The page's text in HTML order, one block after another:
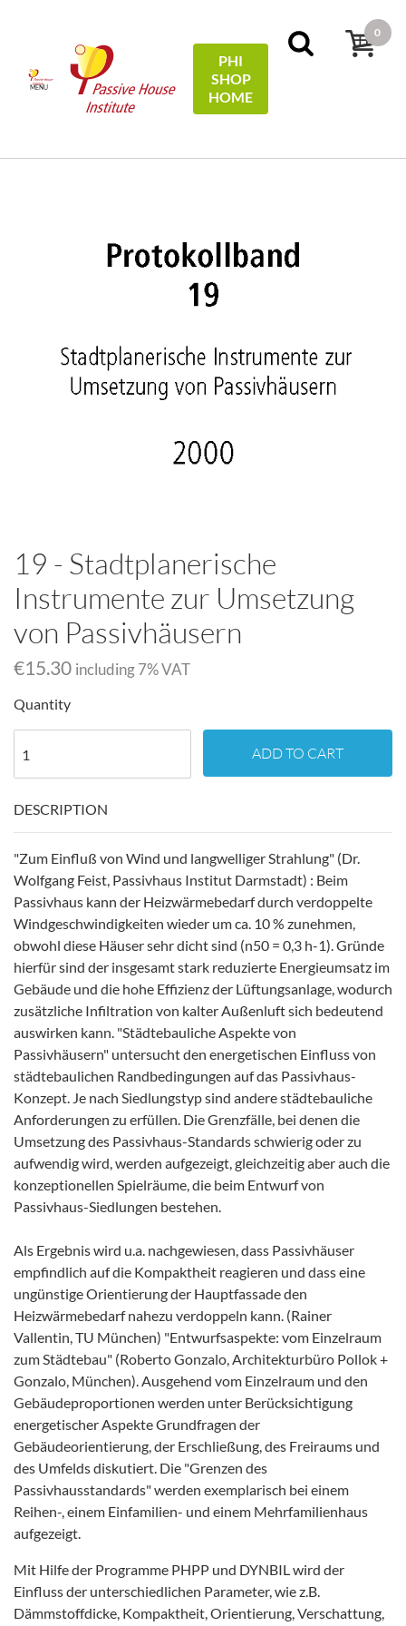
MENU
PHI
SHOP
HOME
0
Protocols
19 - Stadtplanerische Instrumente zur
19 - Stadtplanerische
Instrumente zur Umsetzung
von Passivhäusern
€15.30 including 7% VAT
Quantity
ADD TO CART
DESCRIPTION
"Zum Einfluß von Wind und langwelliger Strahlung" (Dr.
Wolfgang Feist, Passivhaus Institut Darmstadt) : Beim
Passivhaus kann der Heizwärmebedarf durch verdoppelte
Windgeschwindigkeiten wieder um ca. 10 % zunehmen,
obwohl diese Häuser sehr dicht sind (n50 = 0,3 h-1). Gründe
hierfür sind der insgesamt stark reduzierte Energieumsatz im
Gebäude und die hohe Effizienz der Lüftungsanlage, wodurch
zusätzliche Infiltration von kalter Außenluft sich bedeutend
auswirken kann. "Städtebauliche Aspekte von
Passivhäusern" untersucht den energetischen Einfluss von
städtebaulichen Randbedingungen auf das Passivhaus-
Konzept. Je nach Siedlungstyp sind andere städtebauliche
Anforderungen zu erfüllen. Die Grenzfälle, bei denen die
Umsetzung des Passivhaus-Standards schwierig oder zu
aufwendig wird, werden aufgezeigt, gleichzeitig aber auch die
konzeptionellen Spielräume, die beim Entwurf von
Passivhaus-Siedlungen bestehen.
Als Ergebnis wird u.a. nachgewiesen, dass Passivhäuser
empfindlich auf die Kompaktheit reagieren und dass eine
ungünstige Orientierung der Hauptfassade den
Heizwärmebedarf nahezu verdoppeln kann. (Rainer
Vallentin, TU München) "Entwurfsaspekte: vom Einzelraum
zum Städtebau" (Roberto Gonzalo, Architekturbüro Pollok +
Gonzalo, München). Ausgehend vom Einzelraum und den
Gebäudeproportionen werden unter Berücksichtigung
energetischer Aspekte Grundfragen der
Gebäudeorientierung, der Erschließung, des Freiraums und
des Umfelds diskutiert. Die "Grenzen des
Passivhausstandards" werden exemplarisch bei einem
Reihen-, einem Einfamilien- und einem Mehrfamilienhaus
aufgezeigt.
Mit Hilfe der Programme PHPP und DYNBIL wird der
Einfluss der unterschiedlichen Parameter, wie z.B.
Dämmstoffdicke, Kompaktheit, Orientierung, Verschattung,